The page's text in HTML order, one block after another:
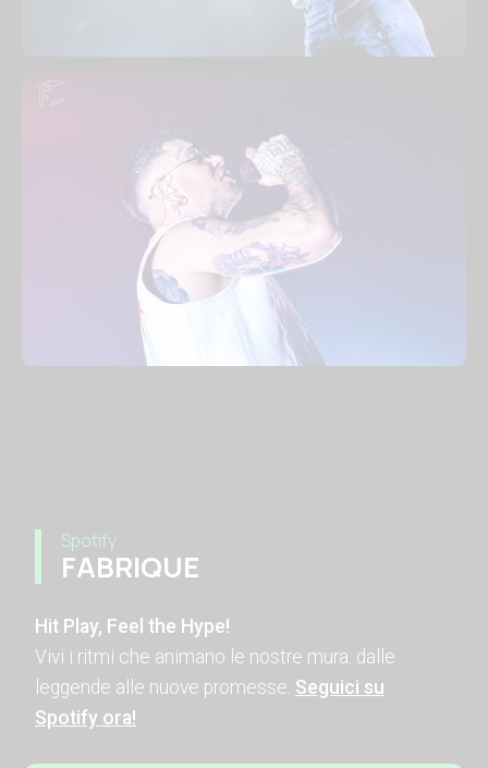
Spotify
FABRIQUE
Hit Play, Feel the Hype!
Vivi i ritmi che animano le nostre mura: dalle
leggende alle nuove promesse. Seguici su
Spotify ora!